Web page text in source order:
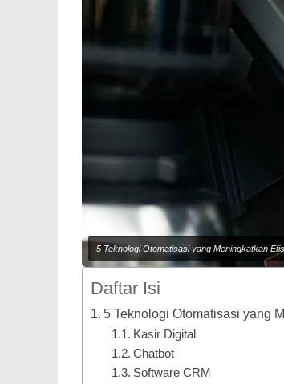
5 Teknologi Otomatisasi yang Meningkatkan
Daftar Isi
5 Teknologi Otomatisasi yang
Kasir Digital
Chatbot
Software CRM